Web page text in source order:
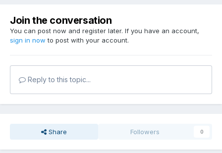
Join the conversation
You can post now and register later. If you have an account,
sign in now to post with your account.
Reply to this topic...
Share Followers 0